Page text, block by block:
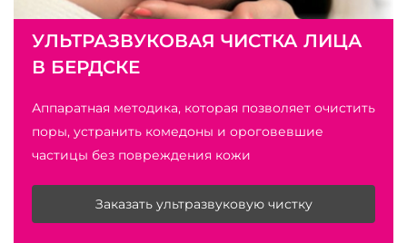
УЛЬТРАЗВУКОВАЯ ЧИСТКА ЛИЦА
В БЕРДСКЕ
Аппаратная методика, которая позволяет очистить
поры, устранить комедоны и ороговевшие
частицы без повреждения кожи
Заказать ультразвуковую чистку